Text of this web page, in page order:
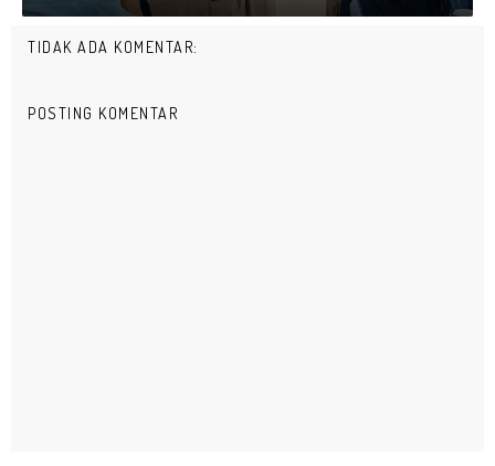
TIDAK ADA KOMENTAR:
POSTING KOMENTAR